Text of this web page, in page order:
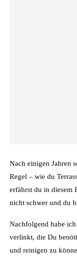
Nach einigen Jahren
Regel – wie du
erfährst du in diesem
nicht schwer und du
Nachfolgend habe
verlinkt, die Du
und reinigen zu